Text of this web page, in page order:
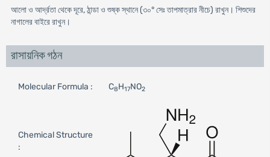
আলো ও আর্দ্রতা থেকে দূরে, ঠান্ডা ও শুষ্ক স্থানে (৩০° সেঃ তাপমাত্রার নীচে) রাখুন। শিশুদের
নাগালের বাইরে রাখুন।
রাসায়নিক গঠন
Molecular Formula : C8H17NO2
Chemical Structure
: